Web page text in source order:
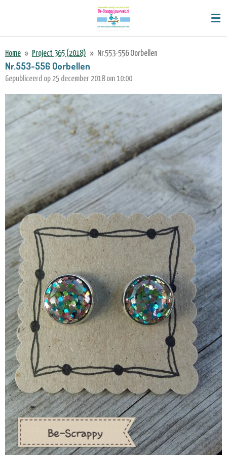
de
hoofdinhoud
Home » Project 365 (2018) » Nr.553-556 Oorbellen
Nr.553-556 Oorbellen
Gepubliceerd op 25 december 2018 om 10:00